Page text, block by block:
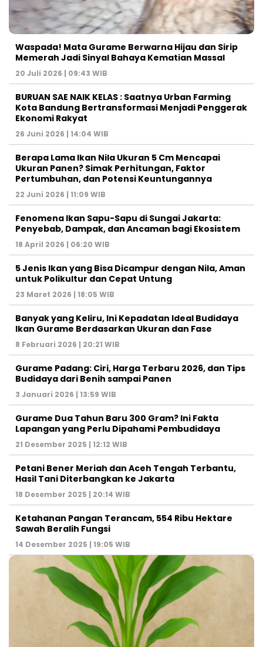
Waspada! Mata Gurame Berwarna Hijau dan Sirip
Memerah Jadi Sinyal Bahaya Kematian Massal
20 Juli 2026 | 09:43 WIB
BURUAN SAE NAIK KELAS : Saatnya Urban Farming
Kota Bandung Bertransformasi Menjadi Penggerak
Ekonomi Rakyat
26 Juni 2026 | 14:04 WIB
Berapa Lama Ikan Nila Ukuran 5 Cm Mencapai
Ukuran Panen? Simak Perhitungan, Faktor
Pertumbuhan, dan Potensi Keuntungannya
22 Juni 2026 | 11:09 WIB
Fenomena Ikan Sapu-Sapu di Sungai Jakarta:
Penyebab, Dampak, dan Ancaman bagi Ekosistem
18 April 2026 | 06:20 WIB
5 Jenis Ikan yang Bisa Dicampur dengan Nila, Aman
untuk Polikultur dan Cepat Untung
23 Maret 2026 | 18:05 WIB
Banyak yang Keliru, Ini Kepadatan Ideal Budidaya
Ikan Gurame Berdasarkan Ukuran dan Fase
8 Februari 2026 | 20:21 WIB
Gurame Padang: Ciri, Harga Terbaru 2026, dan Tips
Budidaya dari Benih sampai Panen
3 Januari 2026 | 13:59 WIB
Gurame Dua Tahun Baru 300 Gram? Ini Fakta
Lapangan yang Perlu Dipahami Pembudidaya
21 Desember 2025 | 12:12 WIB
Petani Bener Meriah dan Aceh Tengah Terbantu,
Hasil Tani Diterbangkan ke Jakarta
18 Desember 2025 | 20:14 WIB
Ketahanan Pangan Terancam, 554 Ribu Hektare
Sawah Beralih Fungsi
14 Desember 2025 | 19:05 WIB